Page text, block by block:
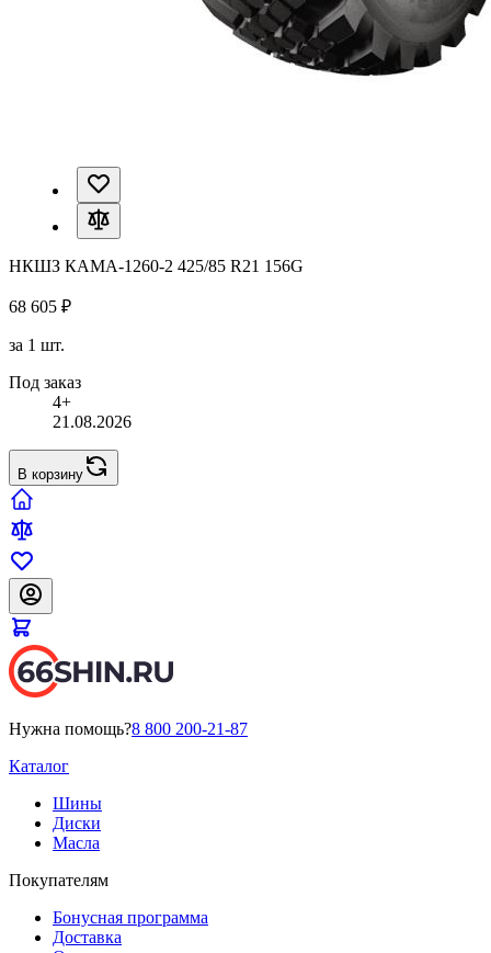
НКШЗ КАМА-1260-2 425/85 R21 156G
68 605 ₽
за 1 шт.
Под заказ
4+
21.08.2026
В корзину
Нужна помощь?8 800 200-21-87
Каталог
Шины
Диски
Масла
Покупателям
Бонусная программа
Доставка